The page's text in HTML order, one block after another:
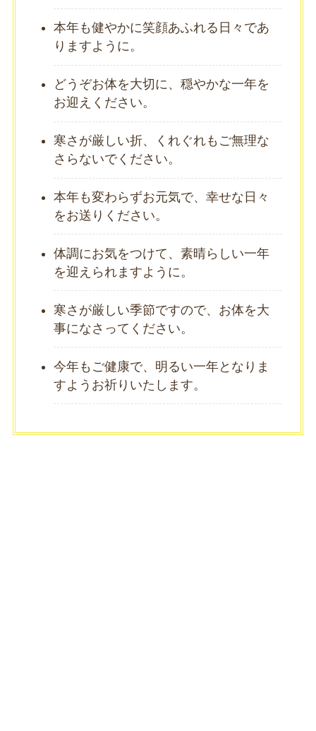
本年も健やかに笑顔あふれる日々であ
りますように。
どうぞお体を大切に、穏やかな一年を
お迎えください。
寒さが厳しい折、くれぐれもご無理な
さらないでください。
本年も変わらずお元気で、幸せな日々
をお送りください。
体調にお気をつけて、素晴らしい一年
を迎えられますように。
寒さが厳しい季節ですので、お体を大
事になさってください。
今年もご健康で、明るい一年となりま
すようお祈りいたします。